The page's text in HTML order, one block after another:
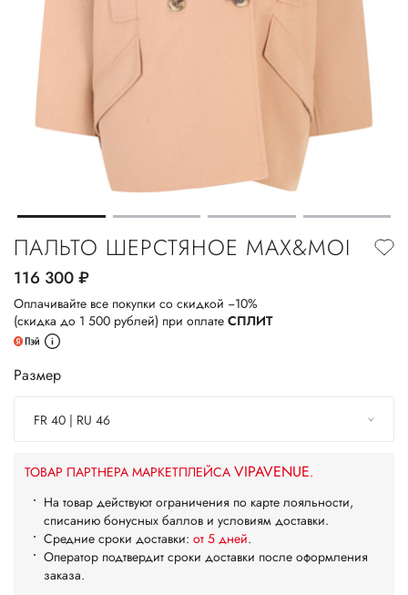
ПАЛЬТО ШЕРСТЯНОЕ MAX&MOI
116 300руб.
Оплачивайте все покупки со скидкой −10%
(скидка до 1 500 рублей) при оплате СПЛИТ
Размер
FR 40 | RU 46
ТОВАР ПАРТНЕРА МАРКЕТПЛЕЙСА VIPAVENUE.
На товар действуют ограничения по карте лояльности,
списанию бонусных баллов и условиям доставки.
Средние сроки доставки: от 5 дней.
Оператор подтвердит сроки доставки после оформления
заказа.